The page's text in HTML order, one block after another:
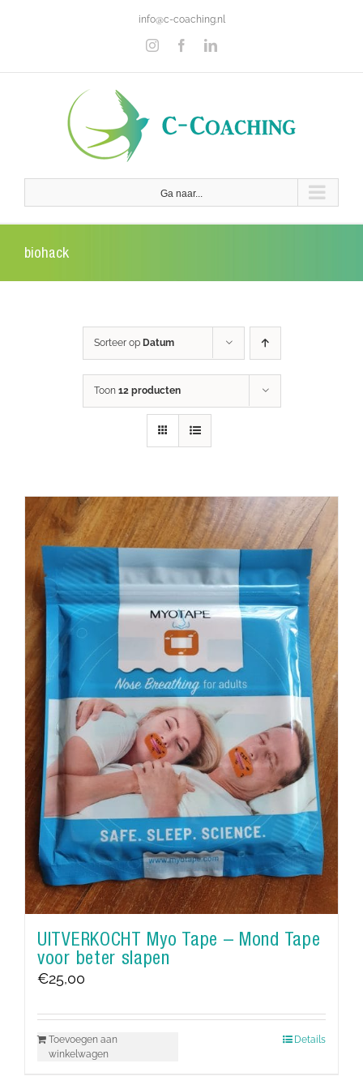
info@c-coaching.nl
InstagramFacebookLinkedIn
Ga naar...
biohack
Sorteer op Datum
Toon 12 producten
UITVERKOCHT Myo Tape – Mond Tape
voor beter slapen
€25,00
Toevoegen aan
winkelwagen
Details